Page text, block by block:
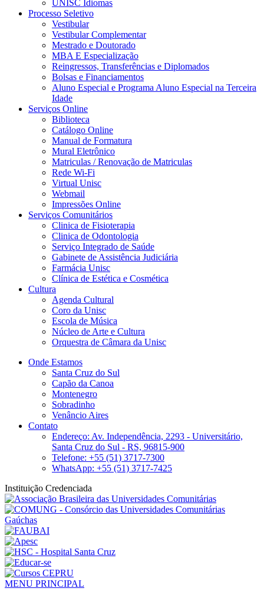
UNISC Idiomas
Processo Seletivo
Vestibular
Vestibular Complementar
Mestrado e Doutorado
MBA E Especialização
Reingressos, Transferências e Diplomados
Bolsas e Financiamentos
Aluno Especial e Programa Aluno Especial na Terceira
Idade
Serviços Online
Biblioteca
Catálogo Online
Manual de Formatura
Mural Eletrônico
Matriculas / Renovação de Matriculas
Rede Wi-Fi
Virtual Unisc
Webmail
Impressões Online
Serviços Comunitários
Clinica de Fisioterapia
Clinica de Odontologia
Serviço Integrado de Saúde
Gabinete de Assistência Judiciária
Farmácia Unisc
Clínica de Estética e Cosmética
Cultura
Agenda Cultural
Coro da Unisc
Escola de Música
Núcleo de Arte e Cultura
Orquestra de Câmara da Unisc
Onde Estamos
Santa Cruz do Sul
Capão da Canoa
Montenegro
Sobradinho
Venâncio Aires
Contato
Endereço: Av. Independência, 2293 - Universitário,
Santa Cruz do Sul - RS, 96815-900
Telefone: +55 (51) 3717-7300
WhatsApp: +55 (51) 3717-7425
Instituição Credenciada
MENU PRINCIPAL